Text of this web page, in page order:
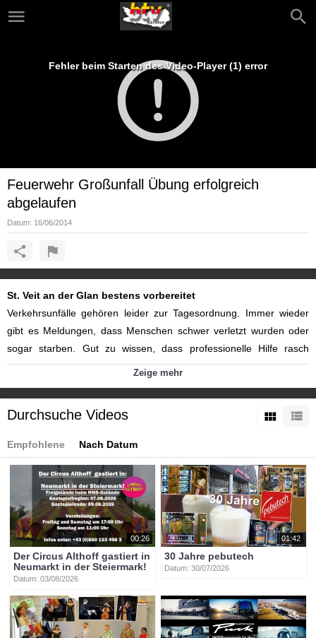
Fehler beim Starten des Video-Player (1) error
Feuerwehr Großunfall Übung erfolgreich
abgelaufen
Datum: 16/06/2014
St. Veit an der Glan bestens vorbereitet
Verkehrsunfälle gehören leider zur Tagesordnung. Immer wieder
gibt es Meldungen, dass Menschen schwer verletzt wurden oder
sogar starben. Gut zu wissen, dass professionelle Hilfe rasch
kommt. Gezielte Übungen sind dabei für die diversen
Blaulichtorganisationen unverzichtbar. Wir haben uns die
Feuerwehr Großunfall Übung Nahe St. Veit an der Glan in Kärnten
Kategorien:
Themen » Service
sankt_veit
feuerwehr peter_wuzella
josef_kropiunig
gerhard_mock
wolfgang_novak
Zeige mehr
Durchsuche Videos
Empfohlene Nach Datum
00:26
Der Circus Althoff gastiert in
Neumarkt in der Steiermark!
Datum: 03/08/2026
01:42
30 Jahre pebutech
Datum: 30/07/2026